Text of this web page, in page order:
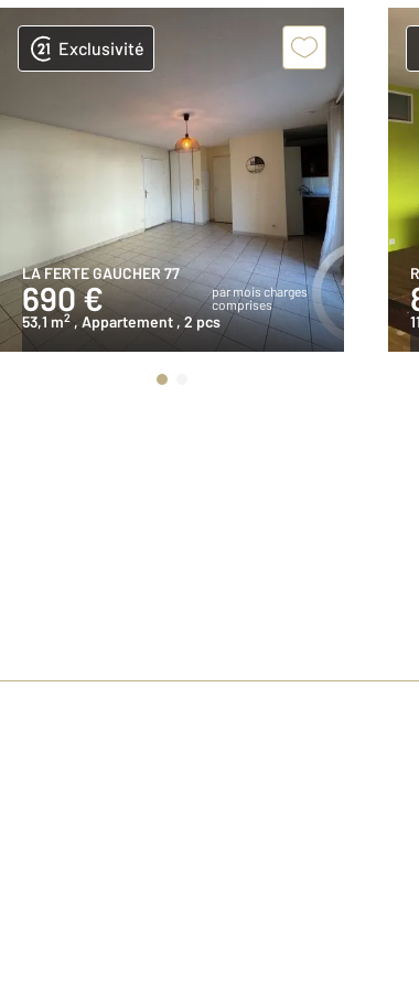
Exclusivité
LA FERTE GAUCHER 77
690 €
par mois charges
comprises
53,1 m2 , Appartement , 2 pcs